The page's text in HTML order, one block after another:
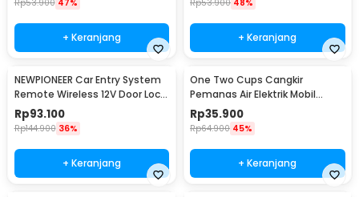
Rp53.900 47%
+ Keranjang
Rp53.900 48%
+ Keranjang
NEWPIONEER Car Entry System
Remote Wireless 12V Door Lock
Mobil - CK18
Rp93.100
Rp144.900 36%
+ Keranjang
One Two Cups Cangkir
Pemanas Air Elektrik Mobil
Travel Mug 450ml - NJ88
Rp35.900
Rp64.900 45%
+ Keranjang